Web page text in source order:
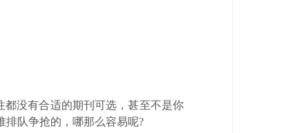
没有合适的期刊可选，甚至不是你
排队争抢的，哪那么容易呢?